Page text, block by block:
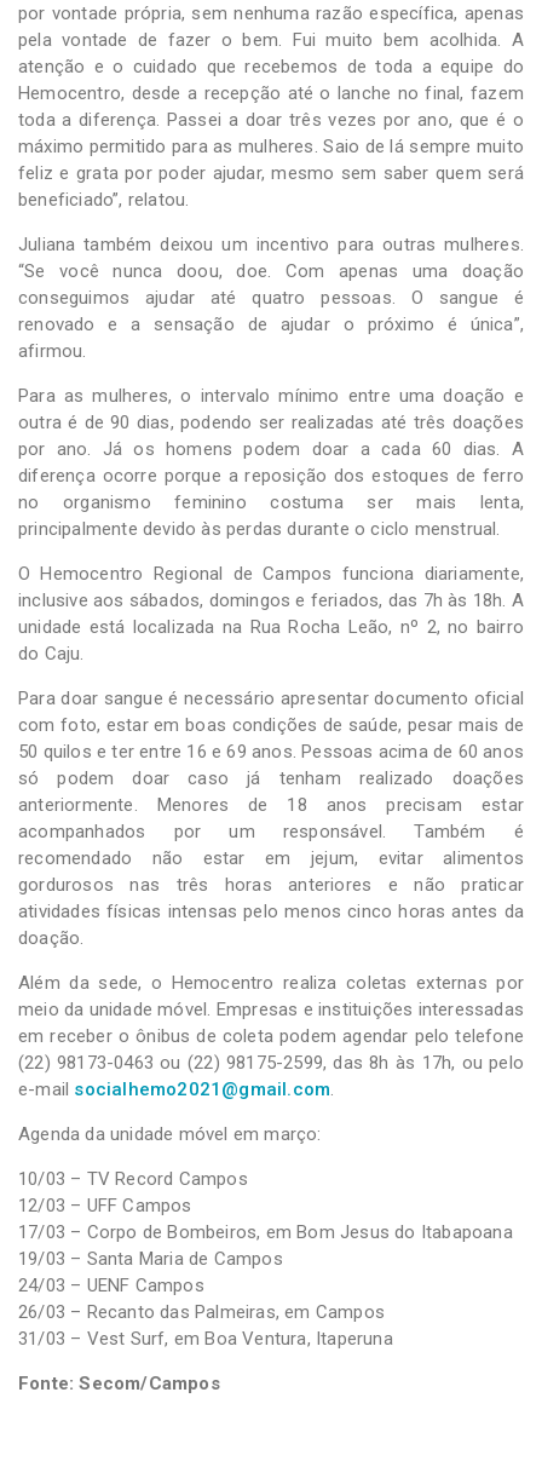
por vontade própria, sem nenhuma razão específica, apenas
pela vontade de fazer o bem. Fui muito bem acolhida. A
atenção e o cuidado que recebemos de toda a equipe do
Hemocentro, desde a recepção até o lanche no final, fazem
toda a diferença. Passei a doar três vezes por ano, que é o
máximo permitido para as mulheres. Saio de lá sempre muito
feliz e grata por poder ajudar, mesmo sem saber quem será
beneficiado”, relatou.
Juliana também deixou um incentivo para outras mulheres.
“Se você nunca doou, doe. Com apenas uma doação
conseguimos ajudar até quatro pessoas. O sangue é
renovado e a sensação de ajudar o próximo é única”,
afirmou.
Para as mulheres, o intervalo mínimo entre uma doação e
outra é de 90 dias, podendo ser realizadas até três doações
por ano. Já os homens podem doar a cada 60 dias. A
diferença ocorre porque a reposição dos estoques de ferro
no organismo feminino costuma ser mais lenta,
principalmente devido às perdas durante o ciclo menstrual.
O Hemocentro Regional de Campos funciona diariamente,
inclusive aos sábados, domingos e feriados, das 7h às 18h. A
unidade está localizada na Rua Rocha Leão, nº 2, no bairro
do Caju.
Para doar sangue é necessário apresentar documento oficial
com foto, estar em boas condições de saúde, pesar mais de
50 quilos e ter entre 16 e 69 anos. Pessoas acima de 60 anos
só podem doar caso já tenham realizado doações
anteriormente. Menores de 18 anos precisam estar
acompanhados por um responsável. Também é
recomendado não estar em jejum, evitar alimentos
gordurosos nas três horas anteriores e não praticar
atividades físicas intensas pelo menos cinco horas antes da
doação.
Além da sede, o Hemocentro realiza coletas externas por
meio da unidade móvel. Empresas e instituições interessadas
em receber o ônibus de coleta podem agendar pelo telefone
(22) 98173-0463 ou (22) 98175-2599, das 8h às 17h, ou pelo
e-mail socialhemo2021@gmail.com
Agenda da unidade móvel em março:
10/03 – TV Record Campos
12/03 – UFF Campos
17/03 – Corpo de Bombeiros, em Bom Jesus do Itabapoana
19/03 – Santa Maria de Campos
24/03 – UENF Campos
26/03 – Recanto das Palmeiras, em Campos
31/03 – Vest Surf, em Boa Ventura, Itaperuna
Fonte: Secom/Campos